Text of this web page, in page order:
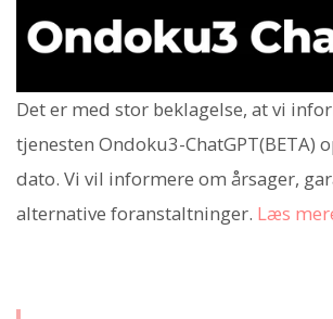
Det er med stor beklagelse, at vi
tjenesten Ondoku3-ChatGPT(BETA)
dato. Vi vil informere om årsager,
alternative foranstaltninger. Læs